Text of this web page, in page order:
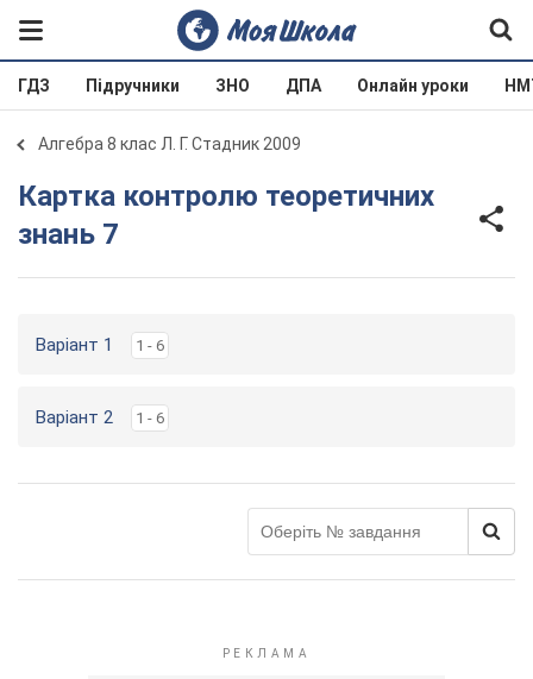
ГДЗ Підручники ЗНО ДПА Онлайн уроки
Алгебра 8 клас Л. Г. Стадник 2009
Картка контролю теоретичних
знань 7
Варіант 1 1 - 6
Варіант 2 1 - 6